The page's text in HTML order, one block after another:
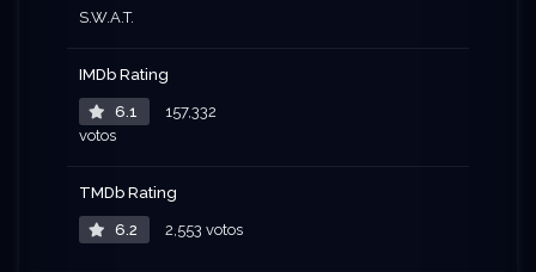
S.W.A.T.
IMDb Rating
6.1
157,332
votos
TMDb Rating
6.2 2,553 votos